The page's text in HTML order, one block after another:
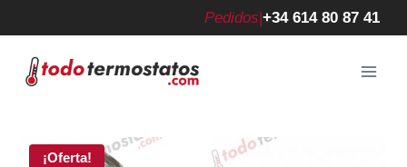
al
contenido
Pedidos|+34 614 80 87 41
¡Oferta!